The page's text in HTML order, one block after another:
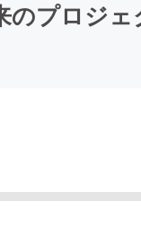
のプロジ